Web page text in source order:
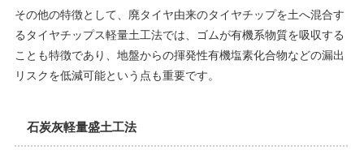
その他の特徴として、廃タイヤ由来のタイヤチップを土へ混合す
るタイヤチップス軽量土工法では、ゴムが有機系物質を吸収する
ことも特徴であり、地盤からの揮発性有機塩素化合物などの漏出
リスクを低減可能という点も重要です。
石炭灰軽量盛土工法